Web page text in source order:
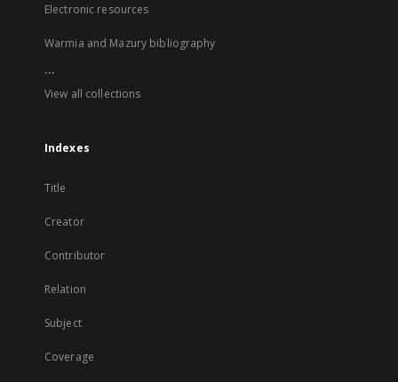
Electronic resources
Warmia and Mazury bibliography
...
View all collections
Indexes
Title
Creator
Contributor
Relation
Subject
Coverage